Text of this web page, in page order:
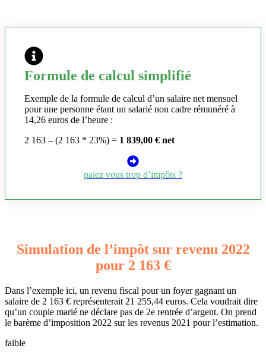
Formule de calcul simplifié
Exemple de la formule de calcul d’un salaire net mensuel
pour une personne étant un salarié non cadre rémunéré à
14,26 euros de l’heure :
2 163 – (2 163 * 23%) = 1 839,00 € net
paiez vous trop d’impôts ?
Simulation de l’impôt sur revenu 2022
pour 2 163 €
Dans l’exemple ici, un revenu fiscal pour un foyer gagnant un
salaire de 2 163 € représenterait 21 255,44 euros. Cela voudrait dire
qu’un couple marié ne déclare pas de 2e rentrée d’argent. On prend
le barème d’imposition 2022 sur les revenus 2021 pour l’estimation.
faible